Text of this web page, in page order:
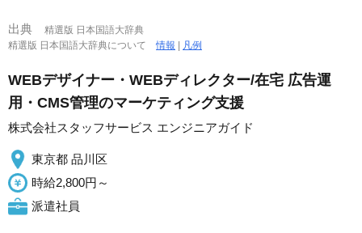
出典
精選版 日本国語大辞典
精選版 日本国語大辞典について情報 | 凡例
WEBデザイナー・WEBディレクター/在宅 広告運
用・CMS管理のマーケティング支援
株式会社スタッフサービス エンジニアガイド
東京都 品川区
時給2,800円～
派遣社員